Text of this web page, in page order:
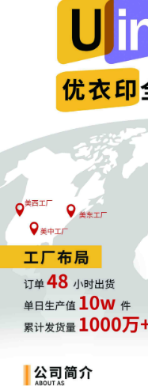
这些案例不是个例。跨
营再强，汇率波动这一
着到了手里，实际却悄